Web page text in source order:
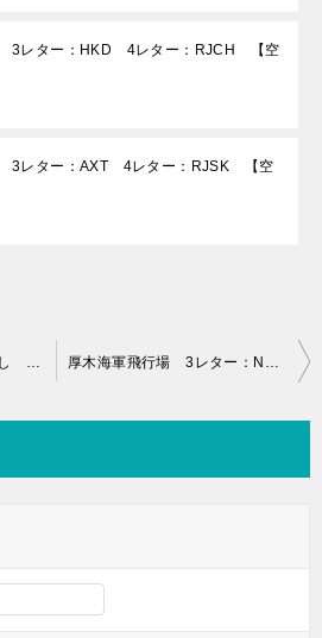
3レター：HKD 4レター：RJCH 【空
3レター：AXT 4レター：RJSK 【空